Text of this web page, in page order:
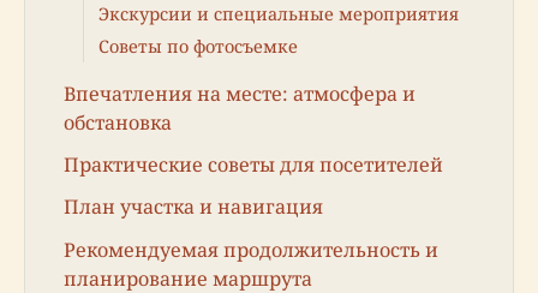
Экскурсии и специальные мероприятия
Советы по фотосъемке
Впечатления на месте: атмосфера и
обстановка
Практические советы для посетителей
План участка и навигация
Рекомендуемая продолжительность и
планирование маршрута